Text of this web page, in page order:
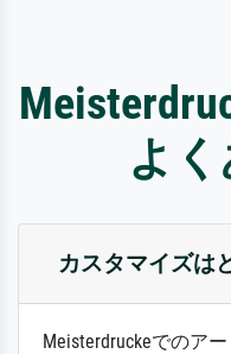
よ
カスタマイズは
Meisterdruckeでのア